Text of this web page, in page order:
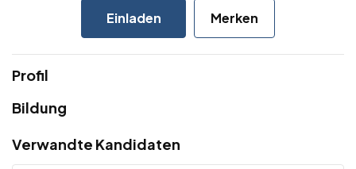
Einladen Merken
Profil
Bildung
Verwandte Kandidaten